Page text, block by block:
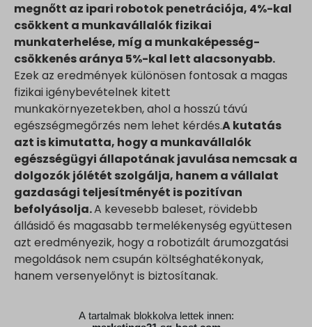
megnőtt az ipari robotok penetrációja, 4%-kal
csökkent a munkavállalók fizikai
munkaterhelése, míg a munkaképesség-
csökkenés aránya 5%-kal lett alacsonyabb.
Ezek az eredmények különösen fontosak a magas
fizikai igénybevételnek kitett
munkakörnyezetekben, ahol a hosszú távú
egészségmegőrzés nem lehet kérdés.A kutatás
azt is kimutatta, hogy a munkavállalók
egészségügyi állapotának javulása nemcsak a
dolgozók jólétét szolgálja, hanem a vállalat
gazdasági teljesítményét is pozitívan
befolyásolja.A kevesebb baleset, rövidebb
állásidő és magasabb termelékenység együttesen
azt eredményezik, hogy a robotizált árumozgatási
megoldások nem csupán költséghatékonyak,
hanem versenyelőnyt is biztosítanak.